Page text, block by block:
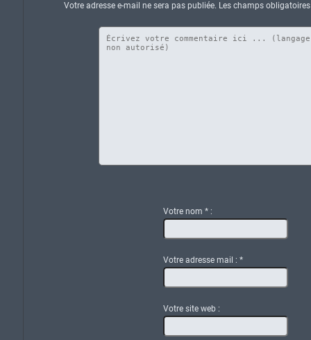
Votre adresse e-mail ne sera pas publiée. Les champs
Votre nom* :
Votre adresse mail :*
Votre site web :